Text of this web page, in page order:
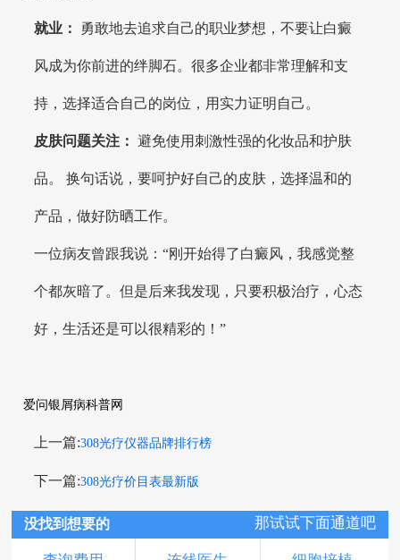
就业： 勇敢地去追求自己的职业梦想，不要让白癜
风成为你前进的绊脚石。很多企业都非常理解和支
持，选择适合自己的岗位，用实力证明自己。
皮肤问题关注： 避免使用刺激性强的化妆品和护肤
品。 换句话说，要呵护好自己的皮肤，选择温和的
产品，做好防晒工作。
一位病友曾跟我说：“刚开始得了白癜风，我感觉整
个都灰暗了。但是后来我发现，只要积极治疗，心态
好，生活还是可以很精彩的！”
爱问银屑病科普网
上一篇:308光疗仪器品牌排行榜
下一篇:308光疗价目表最新版
没找到想要的 那试试下面通道吧